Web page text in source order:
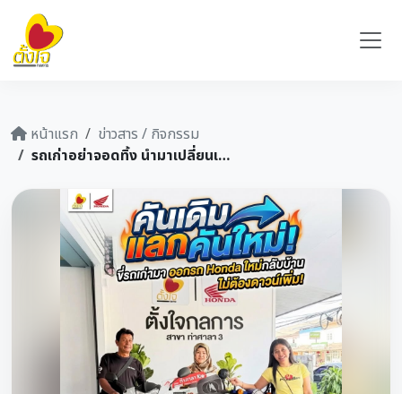
หน้าแรก
ข่าวสาร / กิจกรรม
รถเก่าอย่าจอดทิ้ง นำมาเปลี่ยนเป็นคันใหม่ดีกว่า